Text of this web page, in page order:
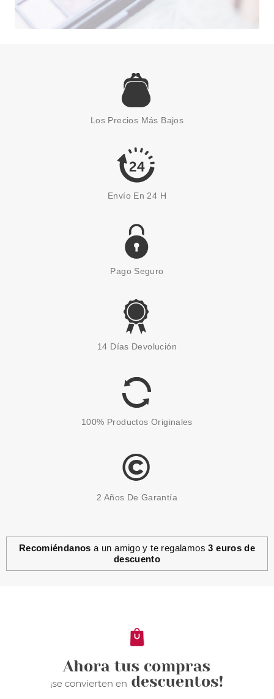
HERMES
HERMES EAU DES
35.99€
Los Precios Más Bajos
Envío En 24 H
Pago Seguro
14 Días Devolución
100% Productos Originales
2 Años De Garantía
Recomiéndanos a un amigo y te regalamos3 euros de
descuento